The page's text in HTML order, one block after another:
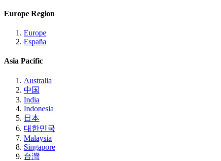
Europe Region
Europe
España
Asia Pacific
Australia
中国
India
Indonesia
日本
대한민국
Malaysia
Singapore
台灣